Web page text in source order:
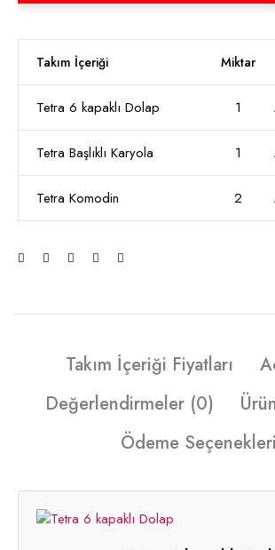
Takım İçeriği Miktar
Tetra 6 kapaklı Dolap 1
Tetra Başlıklı Karyola 1
Tetra Komodin 2
Takım İçeriği Fiyatları
Değerlendirmeler (0)
Ödeme Seçenekleri